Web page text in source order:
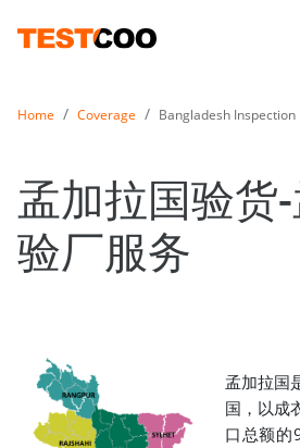
Home Coverage Bangladesh Inspection
孟加拉国验货
验厂服务
孟加拉国
国，以成
口总额的